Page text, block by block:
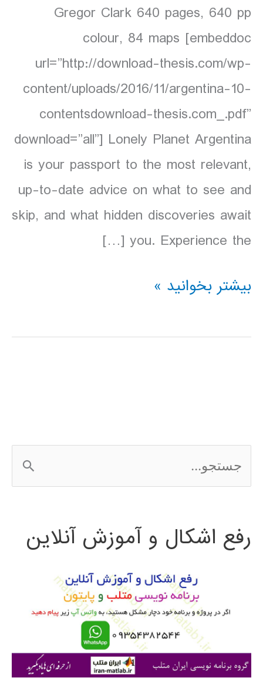
Gregor Clark 640 pages, 640 pp
colour, 84 maps [embeddoc
url=”http://download-thesis.com/wp-
content/uploads/2016/11/argentina-10-
contentsdownload-thesis.com_.pdf”
download=”all”] Lonely Planet Argentina
is your passport to the most relevant,
up-to-date advice on what to see and
skip, and what hidden discoveries await
you. Experience the […]
دانلود
آرژانتین
2016
بیشتر بخوانید »
س
ج
ی
رفع اشکال و آموزش آنلاین